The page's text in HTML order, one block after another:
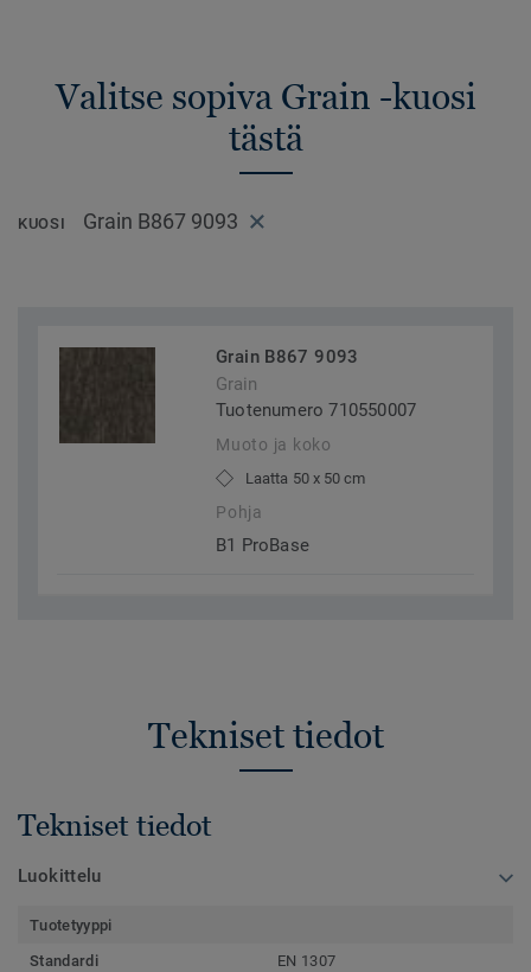
Valitse sopiva Grain -kuosi
tästä
KUOSI Grain B867 9093
Grain B867 9093
Grain
Tuotenumero 710550007
Muoto ja koko
Laatta 50 x 50 cm
Pohja
B1 ProBase
Tekniset tiedot
Tekniset tiedot
Luokittelu
Tuotetyyppi
Standardi
EN 1307